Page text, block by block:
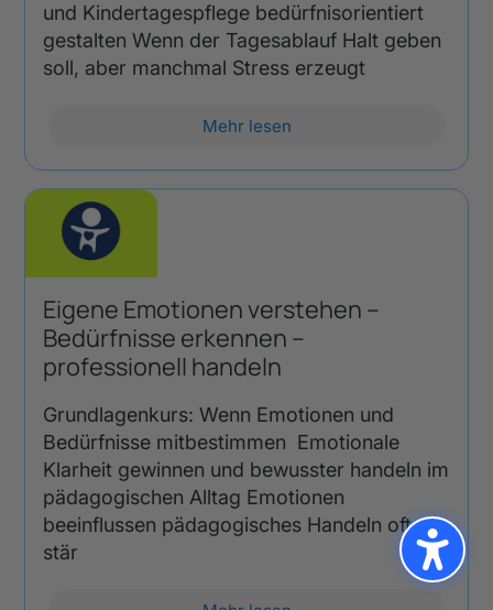
und Kindertagespflege bedürfnisorientiert
gestalten Wenn der Tagesablauf Halt geben
soll, aber manchmal Stress erzeugt
Mehr lesen
Eigene Emotionen verstehen –
Bedürfnisse erkennen –
professionell handeln
Grundlagenkurs: Wenn Emotionen und
Bedürfnisse mitbestimmen Emotionale
Klarheit gewinnen und bewusster handeln im
pädagogischen Alltag Emotionen
beeinflussen pädagogisches Handeln oft
stär